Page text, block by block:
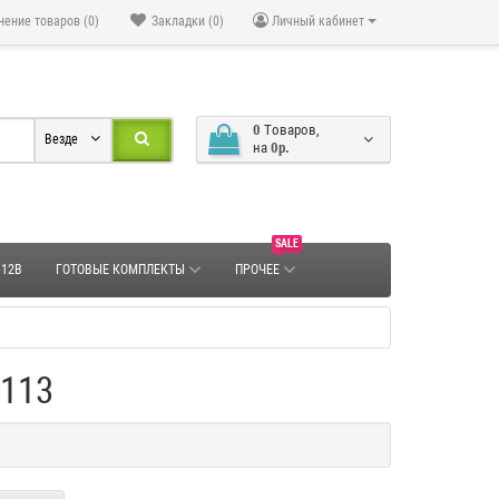
Личный кабинет
Закладки (0)
товаров (0)
0 Tоваров,
на 0р.
Везде
ГОТОВЫЕ КОМПЛЕКТЫ
SALE
ПРОЧЕЕ